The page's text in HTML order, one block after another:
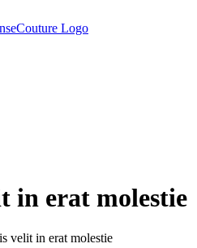
in erat molestie
velit in erat molestie